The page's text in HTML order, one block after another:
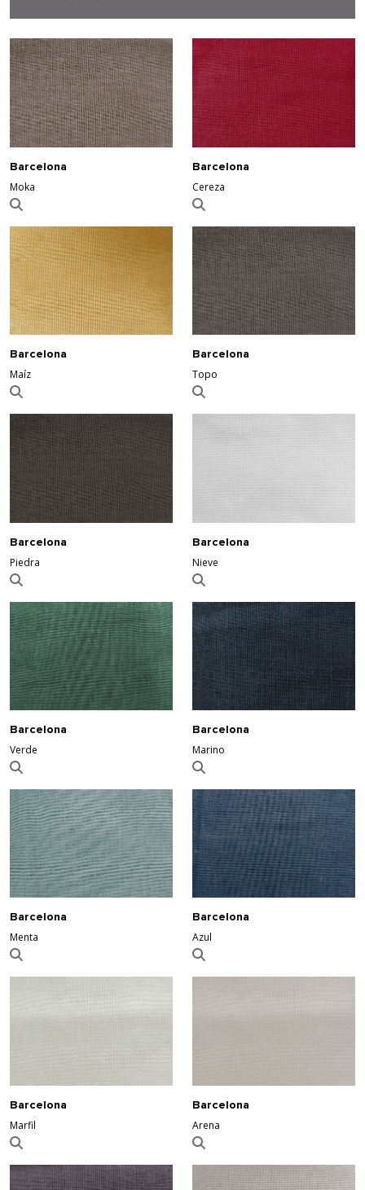
Barcelona
Moka
Barcelona
Cereza
Barcelona
Maíz
Barcelona
Topo
Barcelona
Piedra
Barcelona
Nieve
Barcelona
Verde
Barcelona
Marino
Barcelona
Menta
Barcelona
Azul
Barcelona
Marfil
Barcelona
Arena